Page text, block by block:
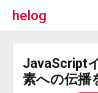
helog
JavaScript
素への伝播